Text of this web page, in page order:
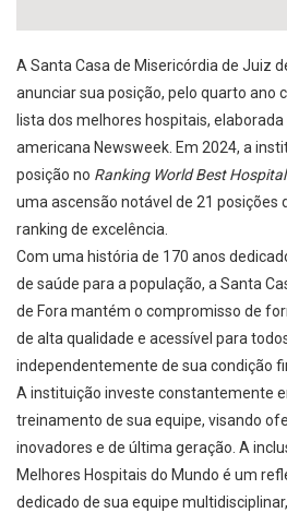
A Santa Casa de Misericórdia de Juiz
anunciar sua posição, pelo quarto ano
lista dos melhores hospitais,
americana Newsweek. Em 2024, a
posição no Ranking World Best
uma ascensão notável de 21 posições
ranking de excelência.
Com uma história de 170 anos
de saúde para a população, a Santa
de Fora mantém o compromisso de
de alta qualidade e acessível para
independentemente de sua condição
A instituição investe constantemente
treinamento de sua equipe, visando
inovadores e de última geração. A
Melhores Hospitais do Mundo é um
dedicado de sua equipe